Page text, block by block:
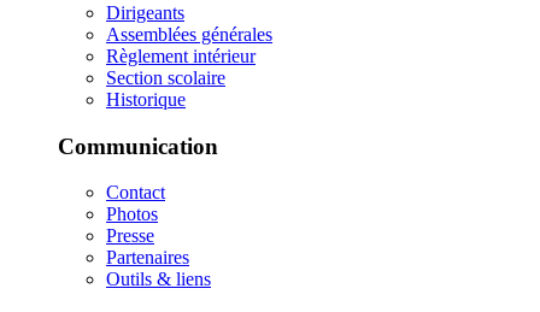
Dirigeants
Assemblées générales
Règlement intérieur
Section scolaire
Historique
Communication
Contact
Photos
Presse
Partenaires
Outils & liens